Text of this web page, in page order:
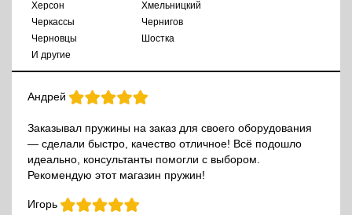
Херсон
Хмельницкий
Черкассы
Чернигов
Черновцы
Шостка
И другие
Андрей
Заказывал пружины на заказ для своего оборудования
— сделали быстро, качество отличное! Всё подошло
идеально, консультанты помогли с выбором.
Рекомендую этот магазин пружин!
Игорь